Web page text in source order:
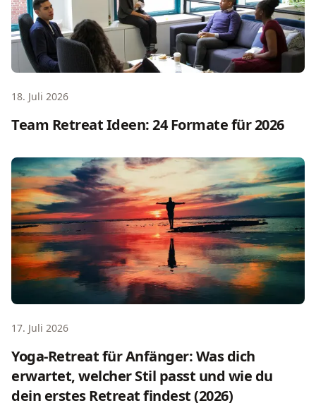
18. Juli 2026
Team Retreat Ideen: 24 Formate für 2026
Yoga-Retreat für Anfänger: Was dich erwartet, welcher
17. Juli 2026
Yoga-Retreat für Anfänger: Was dich
erwartet, welcher Stil passt und wie du
dein erstes Retreat findest (2026)